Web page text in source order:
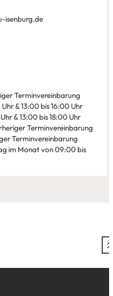
isenburg de
Terminvereinbarung
& 13:00 bis 16:00 Uhr
& 13:00 bis 18:00 Uhr
Terminvereinbarung
Terminvereinbarung
im Monat von 09:00 bis